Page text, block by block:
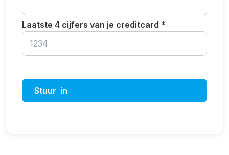
Laatste 4 cijfers van je creditcard *